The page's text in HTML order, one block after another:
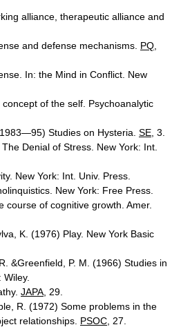
alliance, therapeutic alliance and
and defense mechanisms. PQ
In: the Mind in Conflict. New
of the self. Psychoanalytic
Studies on Hysteria. SE , 3.
Denial of Stress. New York: Int.
New York: Int. Univ. Press.
New York: Free Press.
course of cognitive growth. Amer.
K. (1976) Play. New York Basic
&Greenfield, P. M. (1966) Studies in
JAPA , 29.
R. (1972) Some problems in the
relationships. PSOC , 27.